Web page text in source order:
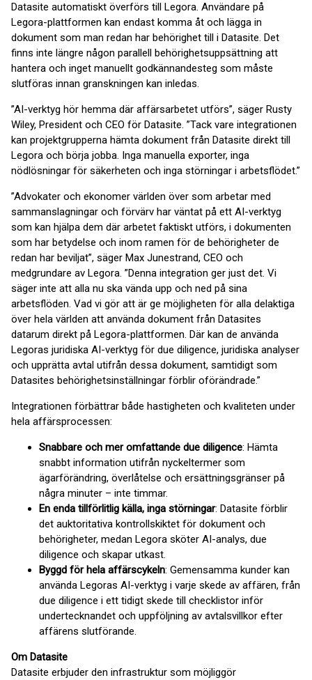
Datasite automatiskt överförs till Legora. Användare på
Legora-plattformen kan endast komma åt och lägga in
dokument som man redan har behörighet till i Datasite. Det
finns inte längre någon parallell behörighetsuppsättning att
hantera och inget manuellt godkännandesteg som måste
slutföras innan granskningen kan inledas.
”AI-verktyg hör hemma där affärsarbetet utförs”, säger Rusty
Wiley, President och CEO för Datasite. ”Tack vare integrationen
kan projektgrupperna hämta dokument från Datasite direkt till
Legora och börja jobba. Inga manuella exporter, inga
nödlösningar för säkerheten och inga störningar i arbetsflödet.”
”Advokater och ekonomer världen över som arbetar med
sammanslagningar och förvärv har väntat på ett AI-verktyg
som kan hjälpa dem där arbetet faktiskt utförs, i dokumenten
som har betydelse och inom ramen för de behörigheter de
redan har beviljat”, säger Max Junestrand, CEO och
medgrundare av Legora. ”Denna integration ger just det. Vi
säger inte att alla nu ska vända upp och ned på sina
arbetsflöden. Vad vi gör att är ge möjligheten för alla delaktiga
över hela världen att använda dokument från Datasites
datarum direkt på Legora-plattformen. Där kan de använda
Legoras juridiska AI-verktyg för due diligence, juridiska analyser
och upprätta avtal utifrån dessa dokument, samtidigt som
Datasites behörighetsinställningar förblir oförändrade.”
Integrationen förbättrar både hastigheten och kvaliteten under
hela affärsprocessen:
Snabbare och mer omfattande due diligence: Hämta
snabbt information utifrån nyckeltermer som
ägarförändring, överlåtelse och ersättningsgränser på
några minuter – inte timmar.
En enda tillförlitlig källa, inga störningar: Datasite förblir
det auktoritativa kontrollskiktet för dokument och
behörigheter, medan Legora sköter AI-analys, due
diligence och skapar utkast.
Byggd för hela affärscykeln: Gemensamma kunder kan
använda Legoras AI-verktyg i varje skede av affären, från
due diligence i ett tidigt skede till checklistor inför
undertecknandet och uppföljning av avtalsvillkor efter
affärens slutförande.
Om Datasite
Datasite erbjuder den infrastruktur som möjliggör